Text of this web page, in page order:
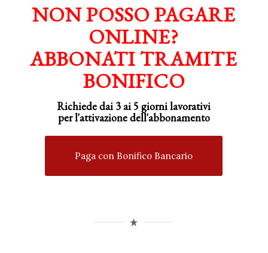
NON POSSO PAGARE
ONLINE?
ABBONATI TRAMITE
BONIFICO
Richiede dai 3 ai 5 giorni lavorativi
perl'attivazionedell'abbonamento
Paga con Bonifico Bancario